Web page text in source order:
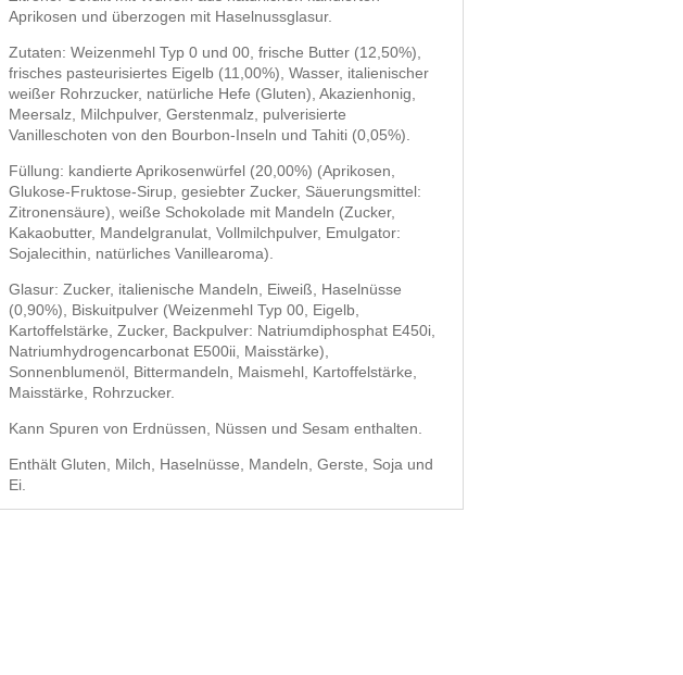
Aprikosen und überzogen mit Haselnussglasur.
Zutaten: Weizenmehl Typ 0 und 00, frische Butter (12,50%),
frisches pasteurisiertes Eigelb (11,00%), Wasser, italienischer
weißer Rohrzucker, natürliche Hefe (Gluten), Akazienhonig,
Meersalz, Milchpulver, Gerstenmalz, pulverisierte
Vanilleschoten von den Bourbon-Inseln und Tahiti (0,05%).
Füllung: kandierte Aprikosenwürfel (20,00%) (Aprikosen,
Glukose-Fruktose-Sirup, gesiebter Zucker, Säuerungsmittel:
Zitronensäure), weiße Schokolade mit Mandeln (Zucker,
Kakaobutter, Mandelgranulat, Vollmilchpulver, Emulgator:
Sojalecithin, natürliches Vanillearoma).
Glasur: Zucker, italienische Mandeln, Eiweiß, Haselnüsse
(0,90%), Biskuitpulver (Weizenmehl Typ 00, Eigelb,
Kartoffelstärke, Zucker, Backpulver: Natriumdiphosphat E450i,
Natriumhydrogencarbonat E500ii, Maisstärke),
Sonnenblumenöl, Bittermandeln, Maismehl, Kartoffelstärke,
Maisstärke, Rohrzucker.
Kann Spuren von Erdnüssen, Nüssen und Sesam enthalten.
Enthält Gluten, Milch, Haselnüsse, Mandeln, Gerste, Soja und
Ei.